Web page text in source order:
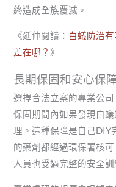
終造成全族覆滅。
《延伸閱讀： 白蟻防治
差在哪？ 》
長期保固和安心保
選擇合法立案的專業公
保固期間內如果發現白
理。這種保障是自己DIY
的藥劑都經過環保署核
人員也受過完整的安全訓